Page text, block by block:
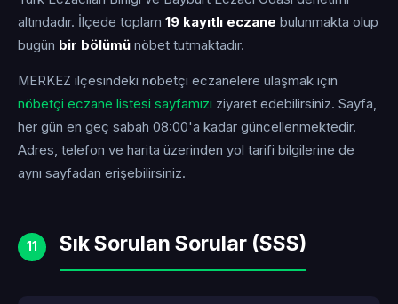
altındadır. İlçede toplam 19 kayıtlı eczane bulunmakta olup
bugün bir bölümü nöbet tutmaktadır.
MERKEZ ilçesindeki nöbetçi eczanelere ulaşmak için
nöbetçi eczane listesi sayfamızı ziyaret edebilirsiniz. Sayfa,
her gün en geç sabah 08:00'a kadar güncellenmektedir.
Adres, telefon ve harita üzerinden yol tarifi bilgilerine de
aynı sayfadan erişebilirsiniz.
11 Sık Sorulan Sorular (SSS)